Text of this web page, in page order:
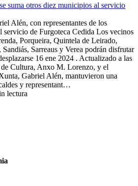
suma otros diez municipios al servicio
Alén, con representantes de los
servicio de Furgoteca Cedida Los vecinos
Porqueira, Quintela de Leirado,
Sarreaus y Verea podrán disfrutar
16 ene 2024 . Actualizado a las
Cultura, Anxo M. Lorenzo, y el
Gabriel Alén, mantuvieron una
y representant…
lectura